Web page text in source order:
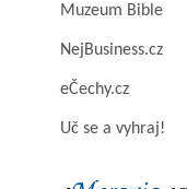
Muzeum Bible
NejBusiness.cz
eČechy.cz
Uč se a vyhraj!